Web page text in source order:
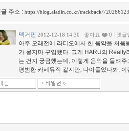
주소 : https://blog.aladin.co.kr/trackback/
맥거핀 2012-12-18 14:30 좋아요 0 댓글
아주 오래전에 라디오에서 한 음악을 처음
가 묻지마 구입했다. 그게 HARU의
는 건지 궁금했는데, 이렇게 음악을 들려
평범한 카페뮤직 같지만, 나이들었나봐, 이